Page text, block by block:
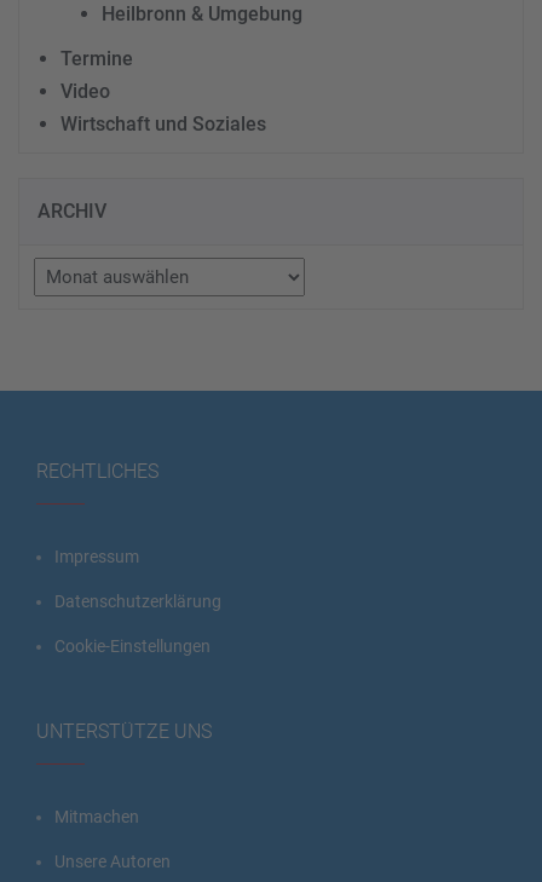
Heilbronn & Umgebung
Termine
Video
Wirtschaft und Soziales
ARCHIV
Archiv
RECHTLICHES
Impressum
Datenschutzerklärung
Cookie-Einstellungen
UNTERSTÜTZE UNS
Mitmachen
Unsere Autoren